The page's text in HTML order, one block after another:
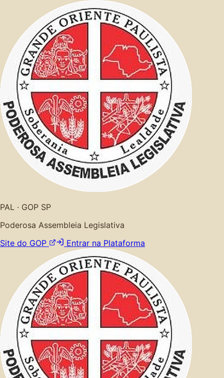
PAL · GOP SP
Poderosa Assembleia Legislativa
Site do GOP
Entrar na Plataforma